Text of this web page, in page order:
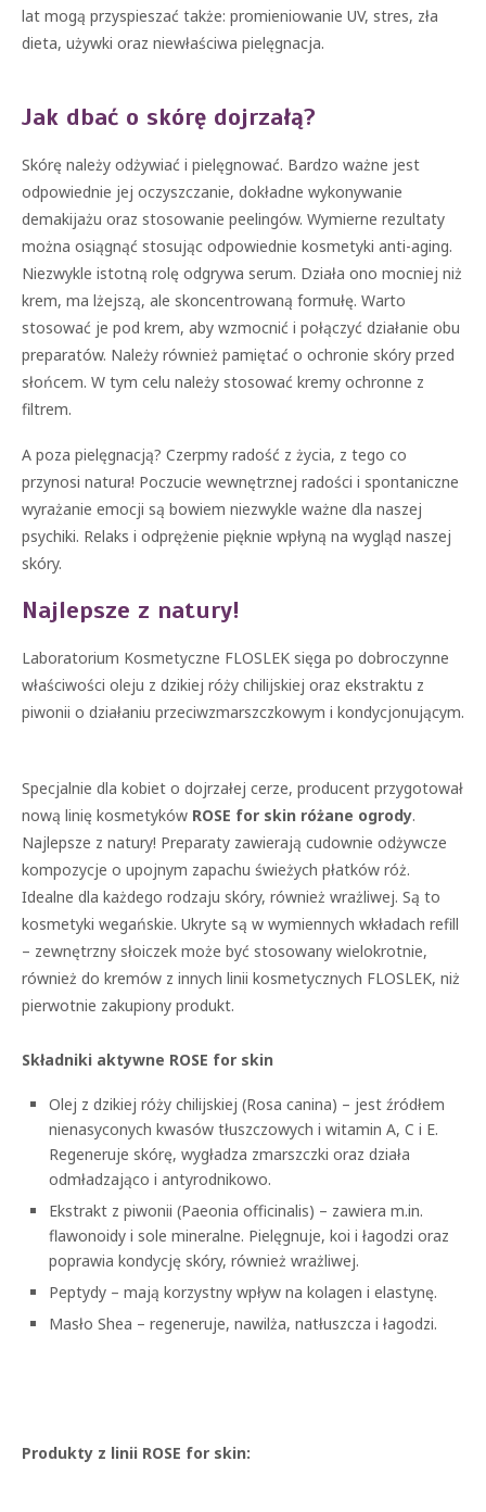
lat mogą przyspieszać także: promieniowanie UV, stres, zła
dieta, używki oraz niewłaściwa pielęgnacja.
Jak dbać o skórę dojrzałą?
Skórę należy odżywiać i pielęgnować. Bardzo ważne jest
odpowiednie jej oczyszczanie, dokładne wykonywanie
demakijażu oraz stosowanie peelingów. Wymierne rezultaty
można osiągnąć stosując odpowiednie kosmetyki anti-aging.
Niezwykle istotną rolę odgrywa serum. Działa ono mocniej niż
krem, ma lżejszą, ale skoncentrowaną formułę. Warto
stosować je pod krem, aby wzmocnić i połączyć działanie obu
preparatów. Należy również pamiętać o ochronie skóry przed
słońcem. W tym celu należy stosować kremy ochronne z
filtrem.
A poza pielęgnacją? Czerpmy radość z życia, z tego co
przynosi natura! Poczucie wewnętrznej radości i spontaniczne
wyrażanie emocji są bowiem niezwykle ważne dla naszej
psychiki. Relaks i odprężenie pięknie wpłyną na wygląd naszej
skóry.
Najlepsze z natury!
Laboratorium Kosmetyczne FLOSLEK sięga po dobroczynne
właściwości oleju z dzikiej róży chilijskiej oraz ekstraktu z
piwonii o działaniu przeciwzmarszczkowym i kondycjonującym.
Specjalnie dla kobiet o dojrzałej cerze, producent przygotował
nową linię kosmetyków ROSE for skin różane ogrody.
Najlepsze z natury! Preparaty zawierają cudownie odżywcze
kompozycje o upojnym zapachu świeżych płatków róż.
Idealne dla każdego rodzaju skóry, również wrażliwej. Są to
kosmetyki wegańskie. Ukryte są w wymiennych wkładach refill
– zewnętrzny słoiczek może być stosowany wielokrotnie,
również do kremów z innych linii kosmetycznych FLOSLEK, niż
pierwotnie zakupiony produkt.
Składniki aktywne ROSE for skin
Olej z dzikiej róży chilijskiej (Rosa canina) – jest źródłem
nienasyconych kwasów tłuszczowych i witamin A, C i E.
Regeneruje skórę, wygładza zmarszczki oraz działa
odmładzająco i antyrodnikowo.
Ekstrakt z piwonii (Paeonia officinalis) – zawiera m.in.
flawonoidy i sole mineralne. Pielęgnuje, koi i łagodzi oraz
poprawia kondycję skóry, również wrażliwej.
Peptydy – mają korzystny wpływ na kolagen i elastynę.
Masło Shea – regeneruje, nawilża, natłuszcza i łagodzi.
Produkty z linii ROSE for skin: